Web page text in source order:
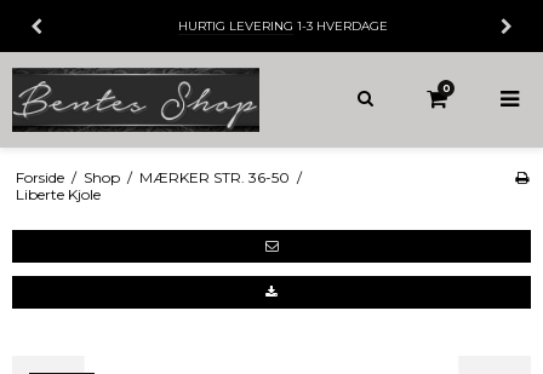
HURTIG LEVERING 1-3 HVERDAGE
0
Forside / Shop / MÆRKER STR. 36-50 /
Liberte Kjole